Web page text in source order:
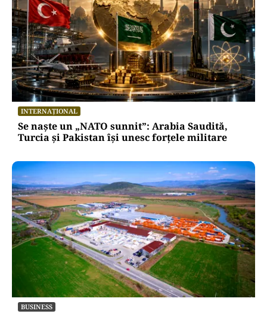
INTERNAȚIONAL
Se naște un „NATO sunnit”: Arabia Saudită,
Turcia și Pakistan își unesc forțele militare
BUSINESS